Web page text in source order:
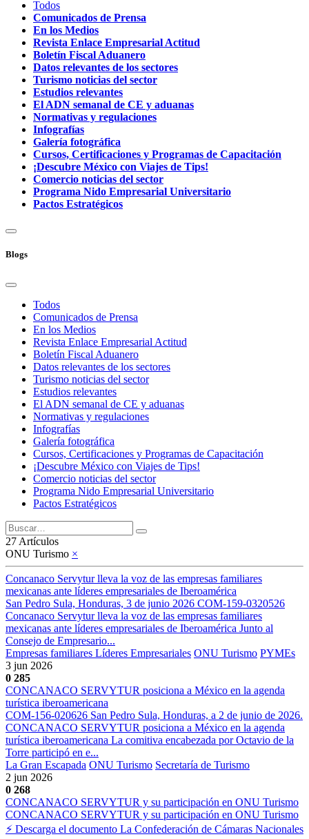
Todos
Comunicados de Prensa
En los Medios
Revista Enlace Empresarial Actitud
Boletín Fiscal Aduanero
Datos relevantes de los sectores
Turismo noticias del sector
Estudios relevantes
El ADN semanal de CE y aduanas
Normativas y regulaciones
Infografías
Galería fotográfica
Cursos, Certificaciones y Programas de Capacitación
¡Descubre México con Viajes de Tips!
Comercio noticias del sector
Programa Nido Empresarial Universitario
Pactos Estratégicos
Blogs
Todos
Comunicados de Prensa
En los Medios
Revista Enlace Empresarial Actitud
Boletín Fiscal Aduanero
Datos relevantes de los sectores
Turismo noticias del sector
Estudios relevantes
El ADN semanal de CE y aduanas
Normativas y regulaciones
Infografías
Galería fotográfica
Cursos, Certificaciones y Programas de Capacitación
¡Descubre México con Viajes de Tips!
Comercio noticias del sector
Programa Nido Empresarial Universitario
Pactos Estratégicos
27 Artículos
ONU Turismo ×
Concanaco Servytur lleva la voz de las empresas familiares
mexicanas ante líderes empresariales de Iberoamérica
San Pedro Sula, Honduras, 3 de junio 2026 COM-159-0320526
Concanaco Servytur lleva la voz de las empresas familiares
mexicanas ante líderes empresariales de Iberoamérica Junto al
Consejo de Empresario...
Empresas familiares Líderes Empresariales ONU Turismo PYMEs
3 jun 2026
0 285
CONCANACO SERVYTUR posiciona a México en la agenda
turística iberoamericana
COM-156-020626 San Pedro Sula, Honduras, a 2 de junio de 2026.
CONCANACO SERVYTUR posiciona a México en la agenda
turística iberoamericana La comitiva encabezada por Octavio de la
Torre participó en e...
La Gran Escapada ONU Turismo Secretaría de Turismo
2 jun 2026
0 268
CONCANACO SERVYTUR y su participación en ONU Turismo
CONCANACO SERVYTUR y su participación en ONU Turismo
⚡ Descarga el documento La Confederación de Cámaras Nacionales